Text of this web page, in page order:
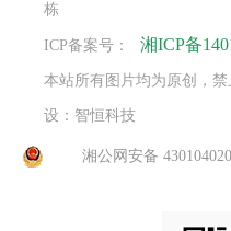
栋
ICP备案号： 湘ICP备
本站所有图片均为原创，
设：智恒科技
湘公网安备